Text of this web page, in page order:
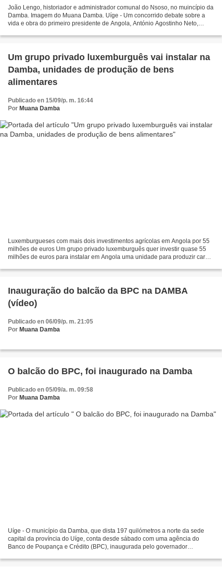
João Lengo, historiador e administrador comunal do Nsoso, no muincípio da
Damba. Imagem do Muana Damba. Uíge - Um concorrido debate sobre a
vida e obra do primeiro presidente de Angola, António Agostinho Neto,
Um grupo privado luxemburguês vai instalar na
Damba, unidades de produção de bens
alimentares
Publicado en 15/09/p. m. 16:44
Por Muana Damba
Luxemburgueses com mais dois investimentos agrícolas em Angola por 55
milhões de euros Um grupo privado luxemburguês quer investir quase 55
milhões de euros para instalar em Angola uma unidade para produzir carne
Inauguração do balcão da BPC na DAMBA
(vídeo)
Publicado en 06/09/p. m. 21:05
Por Muana Damba
O balcão do BPC, foi inaugurado na Damba
Publicado en 05/09/a. m. 09:58
Por Muana Damba
Uíge - O município da Damba, que dista 197 quilómetros a norte da sede
capital da província do Uíge, conta desde sábado com uma agência do
Banco de Poupança e Crédito (BPC), inaugurada pelo governador